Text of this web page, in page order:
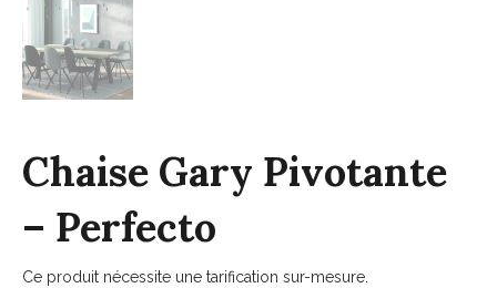
Chaise Gary Pivotante
– Perfecto
Ce produit nécessite une tarification sur-mesure.